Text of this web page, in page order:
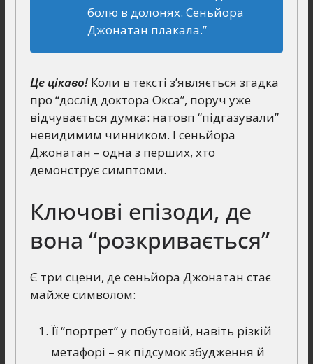
болю в долонях. Сеньйора
Джонатан плакала.”
Це цікаво!Коли в тексті з’являється згадка
про “дослід доктора Окса”, поруч уже
відчувається думка: натовп “підгазували”
невидимим чинником. І сеньйора
Джонатан – одна з перших, хто
демонструє симптоми.
Ключові епізоди, де
вона “розкривається”
Є три сцени, де сеньйора Джонатан стає
майже символом:
Її “портрет” у побутовій, навіть різкій
метафорі – як підсумок збудження й